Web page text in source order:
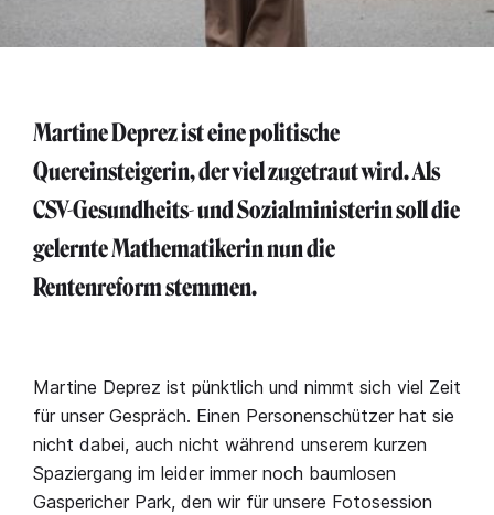
Martine Deprez ist eine politische
Quereinsteigerin, der viel zugetraut wird. Als
CSV-Gesundheits- und Sozialministerin soll die
gelernte Mathematikerin nun die
Rentenreform stemmen.
Martine Deprez ist pünktlich und nimmt sich viel Zeit
für unser Gespräch. Einen Personenschützer hat sie
nicht dabei, auch nicht während unserem kurzen
Spaziergang im leider immer noch baumlosen
Gaspericher Park, den wir für unsere Fotosession